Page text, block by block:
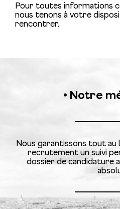
Pour toutes informations
nous tenons à votre
rencontrer.
• Notre
Nous garantissons tout
recrutement un suivi
dossier de candidature